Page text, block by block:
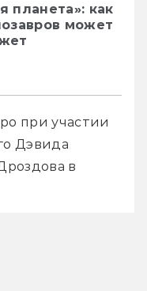
планета»: как
может
при участии
Дэвида
в